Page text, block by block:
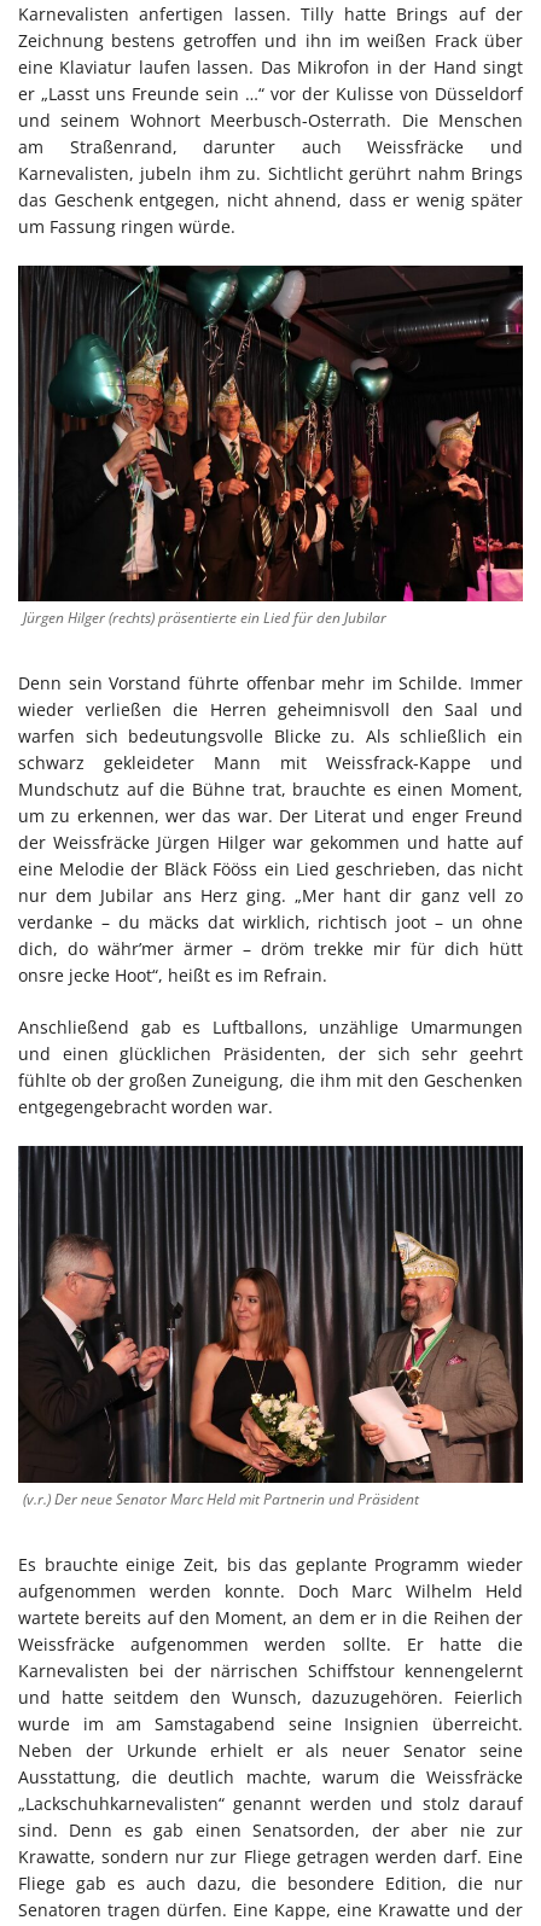
Karnevalisten anfertigen lassen. Tilly hatte Brings auf der
Zeichnung bestens getroffen und ihn im weißen Frack über
eine Klaviatur laufen lassen. Das Mikrofon in der Hand singt
er „Lasst uns Freunde sein …“ vor der Kulisse von Düsseldorf
und seinem Wohnort Meerbusch-Osterrath. Die Menschen
am Straßenrand, darunter auch Weissfräcke und
Karnevalisten, jubeln ihm zu. Sichtlicht gerührt nahm Brings
das Geschenk entgegen, nicht ahnend, dass er wenig später
um Fassung ringen würde.
Jürgen Hilger (rechts) präsentierte ein Lied für den Jubilar
Denn sein Vorstand führte offenbar mehr im Schilde. Immer
wieder verließen die Herren geheimnisvoll den Saal und
warfen sich bedeutungsvolle Blicke zu. Als schließlich ein
schwarz gekleideter Mann mit Weissfrack-Kappe und
Mundschutz auf die Bühne trat, brauchte es einen Moment,
um zu erkennen, wer das war. Der Literat und enger Freund
der Weissfräcke Jürgen Hilger war gekommen und hatte auf
eine Melodie der Bläck Fööss ein Lied geschrieben, das nicht
nur dem Jubilar ans Herz ging. „Mer hant dir ganz vell zo
verdanke – du mäcks dat wirklich, richtisch joot – un ohne
dich, do währ’mer ärmer – dröm trekke mir für dich hütt
onsre jecke Hoot“, heißt es im Refrain.
Anschließend gab es Luftballons, unzählige Umarmungen
und einen glücklichen Präsidenten, der sich sehr geehrt
fühlte ob der großen Zuneigung, die ihm mit den Geschenken
entgegengebracht worden war.
(v.r.) Der neue Senator Marc Held mit Partnerin und Präsident
Es brauchte einige Zeit, bis das geplante Programm wieder
aufgenommen werden konnte. Doch Marc Wilhelm Held
wartete bereits auf den Moment, an dem er in die Reihen der
Weissfräcke aufgenommen werden sollte. Er hatte die
Karnevalisten bei der närrischen Schiffstour kennengelernt
und hatte seitdem den Wunsch, dazuzugehören. Feierlich
wurde im am Samstagabend seine Insignien überreicht.
Neben der Urkunde erhielt er als neuer Senator seine
Ausstattung, die deutlich machte, warum die Weissfräcke
„Lackschuhkarnevalisten“ genannt werden und stolz darauf
sind. Denn es gab einen Senatsorden, der aber nie zur
Krawatte, sondern nur zur Fliege getragen werden darf. Eine
Fliege gab es auch dazu, die besondere Edition, die nur
Senatoren tragen dürfen. Eine Kappe, eine Krawatte und der